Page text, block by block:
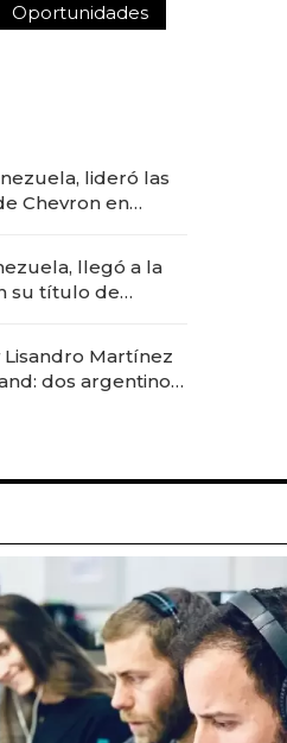
Oportunidades
lideró las
Chevron en
llegó a la
su título de
premium"
Lisandro Martínez
dos argentinos